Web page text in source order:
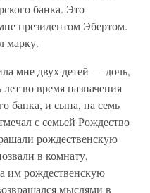
банка. Это
президентом Эбертом.
марку.
мне двух детей — дочь,
во время назначения
банка, и сына, на семь
с семьей Рождество
рождественскую
в комнату,
им рождественскую
мыслями в